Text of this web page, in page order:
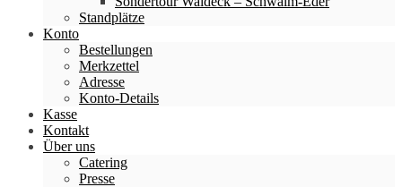
Standplätze
Konto
Bestellungen
Merkzettel
Adresse
Konto-Details
Kasse
Kontakt
Über uns
Catering
Presse